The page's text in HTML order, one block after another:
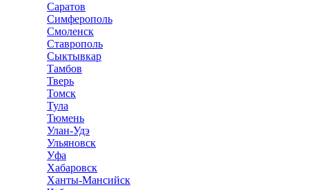
Саратов
Симферополь
Смоленск
Ставрополь
Сыктывкар
Тамбов
Тверь
Томск
Тула
Тюмень
Улан-Удэ
Ульяновск
Уфа
Хабаровск
Ханты-Мансийск